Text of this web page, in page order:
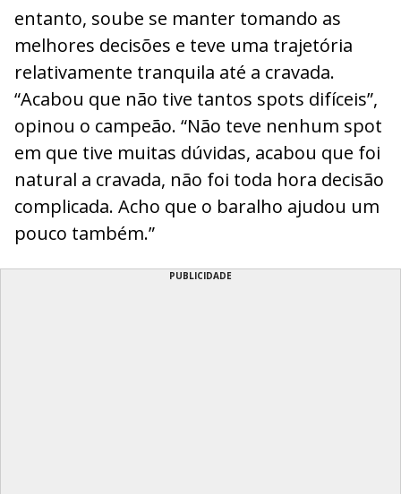
entanto, soube se manter tomando as
melhores decisões e teve uma trajetória
relativamente tranquila até a cravada.
“Acabou que não tive tantos spots difíceis”,
opinou o campeão. “Não teve nenhum spot
em que tive muitas dúvidas, acabou que foi
natural a cravada, não foi toda hora decisão
complicada. Acho que o baralho ajudou um
pouco também.”
PUBLICIDADE